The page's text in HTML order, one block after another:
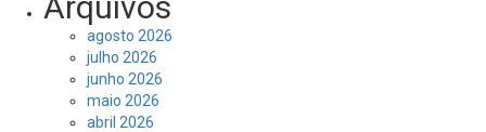
agosto 2026
julho 2026
junho 2026
maio 2026
abril 2026